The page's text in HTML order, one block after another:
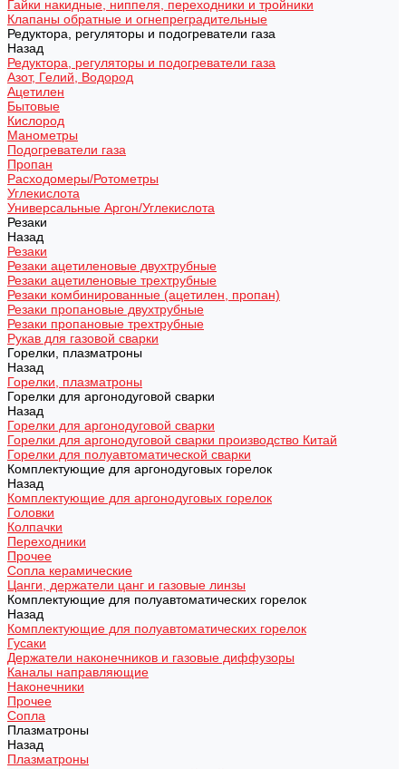
Гайки накидные, ниппеля, переходники и тройники
Клапаны обратные и огнепреградительные
Редуктора, регуляторы и подогреватели газа
Назад
Редуктора, регуляторы и подогреватели газа
Азот, Гелий, Водород
Ацетилен
Бытовые
Кислород
Манометры
Подогреватели газа
Пропан
Расходомеры/Ротометры
Углекислота
Универсальные Аргон/Углекислота
Резаки
Назад
Резаки
Резаки ацетиленовые двухтрубные
Резаки ацетиленовые трехтрубные
Резаки комбинированные (ацетилен, пропан)
Резаки пропановые двухтрубные
Резаки пропановые трехтрубные
Рукав для газовой сварки
Горелки, плазматроны
Назад
Горелки, плазматроны
Горелки для аргонодуговой сварки
Назад
Горелки для аргонодуговой сварки
Горелки для аргонодуговой сварки производство Китай
Горелки для полуавтоматической сварки
Комплектующие для аргонодуговых горелок
Назад
Комплектующие для аргонодуговых горелок
Головки
Колпачки
Переходники
Прочее
Сопла керамические
Цанги, держатели цанг и газовые линзы
Комплектующие для полуавтоматических горелок
Назад
Комплектующие для полуавтоматических горелок
Гусаки
Держатели наконечников и газовые диффузоры
Каналы направляющие
Наконечники
Прочее
Сопла
Плазматроны
Назад
Плазматроны